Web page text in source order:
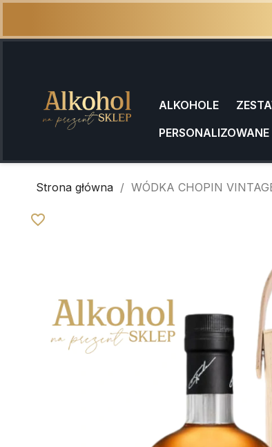
ALKOHOLE
PERSONALIZOWANE
Strona główna WÓDKA CHOPIN
favorite_border